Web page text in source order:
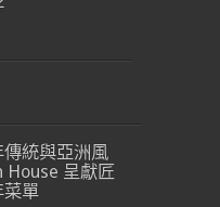
統與亞洲風
House 呈獻匠
菜單